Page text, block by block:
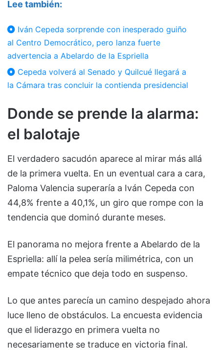
Lee también:
Iván Cepeda sorprende con inesperado guiño
al Centro Democrático, pero lanza fuerte
advertencia a Abelardo de la Espriella
Cepeda volverá al Senado y Quilcué llegará a
la Cámara tras concluir la contienda presidencial
Donde se prende la alarma:
el balotaje
El verdadero sacudón aparece al mirar más allá
de la primera vuelta. En un eventual cara a cara,
Paloma Valencia superaría a Iván Cepeda con
44,8% frente a 40,1%, un giro que rompe con la
tendencia que dominó durante meses.
El panorama no mejora frente a Abelardo de la
Espriella: allí la pelea sería milimétrica, con un
empate técnico que deja todo en suspenso.
Lo que antes parecía un camino despejado ahora
luce lleno de obstáculos. La encuesta evidencia
que el liderazgo en primera vuelta no
necesariamente se traduce en victoria final.